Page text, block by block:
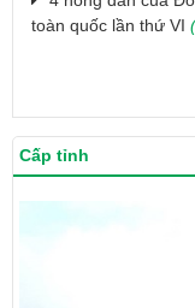
toàn quốc lần thứ VI
Cấp tỉnh